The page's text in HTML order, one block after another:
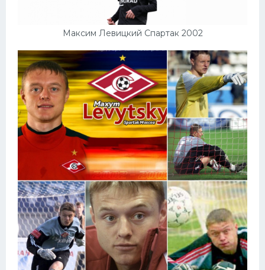
Максим Левицкий Спартак 2002